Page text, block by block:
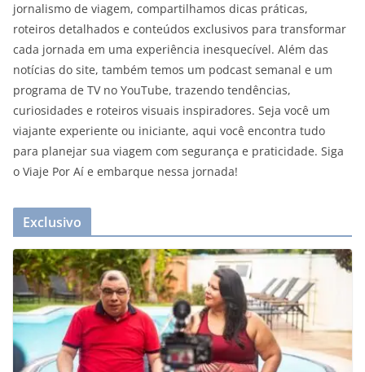
jornalismo de viagem, compartilhamos dicas práticas,
roteiros detalhados e conteúdos exclusivos para transformar
cada jornada em uma experiência inesquecível. Além das
notícias do site, também temos um podcast semanal e um
programa de TV no YouTube, trazendo tendências,
curiosidades e roteiros visuais inspiradores. Seja você um
viajante experiente ou iniciante, aqui você encontra tudo
para planejar sua viagem com segurança e praticidade. Siga
o Viaje Por Aí e embarque nessa jornada!
Exclusivo